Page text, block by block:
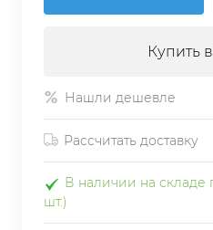
Купить
Нашли дешевле
Рассчитать доставку
В наличии на складе
шт.)